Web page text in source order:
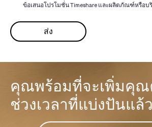
ข้อเสนอโปรโมชั่น Timeshare และผลิตภัณฑ์หรือบ
คุณพร้อมที่จะเพิ่มคุณ
ช่วงเวลาที่แบ่งปันแล้